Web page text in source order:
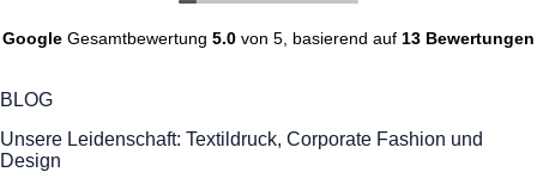
Google Gesamtbewertung 5.0 von 5, basierend auf 13 Bewertungen
BLOG
Unsere Leidenschaft: Textildruck, Corporate Fashion und
Design